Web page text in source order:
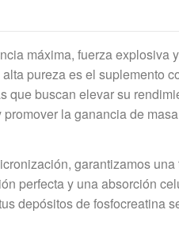
máxima, fuerza explosiva
pureza es el suplemento
que buscan elevar su
la ganancia de
garantizamos una
perfecta y una absorción
depósitos de fosfocreatina